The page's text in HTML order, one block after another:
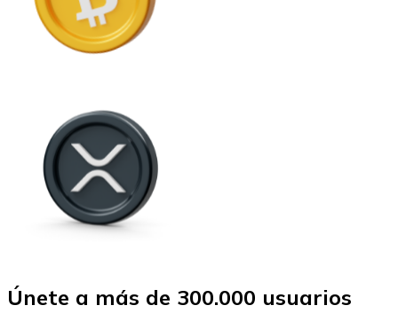
Únete a más de 300.000 usuarios